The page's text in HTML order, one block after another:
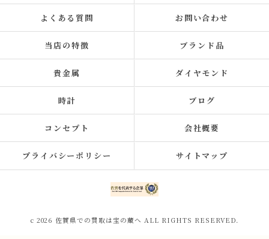
よくある質問 お問い合わせ
当店の特徴 ブランド品
貴金属 ダイヤモンド
時計 ブログ
コンセプト 会社概要
プライバシーポリシー サイトマップ
c 2026 佐賀県での買取は宝の蔵へ ALL RIGHTS RESERVED.